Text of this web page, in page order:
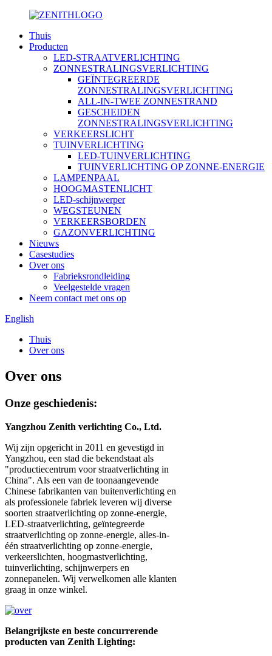
Thuis
Producten
LED-STRAATVERLICHTING
ZONNESTRALINGSVERLICHTING
GEÏNTEGREERDE
ZONNESTRALINGSVERLICHTING
ALL-IN-TWEE ZONNESTRAND
GESCHEIDEN
ZONNESTRALINGSVERLICHTING
VERKEERSLICHT
TUINVERLICHTING
LED-TUINVERLICHTING
TUINVERLICHTING OP ZONNE-ENERGIE
LAMPENPAAL
HOOGMASTENLICHT
LED-schijnwerper
WEGSTEUNEN
VERKEERSBORDEN
GAZONVERLICHTING
Nieuws
Casestudies
Over ons
Fabrieksrondleiding
Veelgestelde vragen
Neem contact met ons op
English
Thuis
Over ons
Over ons
Onze geschiedenis:
Yangzhou Zenith verlichting Co., Ltd.
Wij zijn opgericht in 2011 en gevestigd in
Yangzhou, een stad die bekendstaat als
"productiecentrum voor straatverlichting in
China". Als een van de toonaangevende
Chinese fabrikanten van buitenverlichting en
als professionele fabriek leveren wij diverse
soorten straatverlichting op zonne-energie,
LED-straatverlichting, geïntegreerde
straatverlichting op zonne-energie, alles-in-
één straatverlichting op zonne-energie,
verkeerslichten, hoogmastverlichting,
tuinverlichting, schijnwerpers en
zonnepanelen. Wij verwelkomen alle klanten
graag in onze winkel.
Belangrijkste en beste concurrerende
producten van Zenith Lighting: